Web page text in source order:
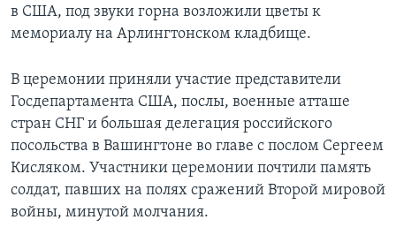
в США, под звуки горна возложили цветы к
мемориалу на Арлингтонском кладбище.
В церемонии приняли участие представители
Госдепартамента США, послы, военные атташе
стран СНГ и большая делегация российского
посольства в Вашингтоне во главе с послом Сергеем
Кисляком. Участники церемонии почтили память
солдат, павших на полях сражений Второй мировой
войны, минутой молчания.